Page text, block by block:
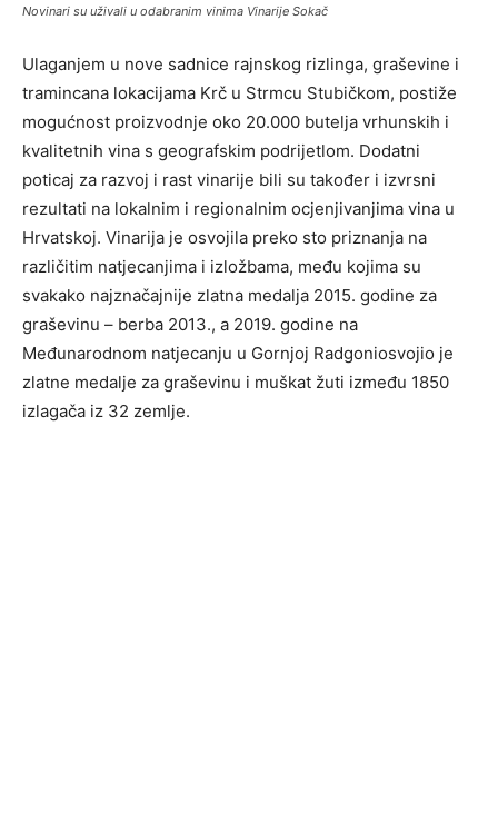
Novinari su uživali u odabranim vinima Vinarije Sokač
Ulaganjem u nove sadnice rajnskog rizlinga, graševine i
tramincana lokacijama Krč u Strmcu Stubičkom, postiže
mogućnost proizvodnje oko 20.000 butelja vrhunskih i
kvalitetnih vina s geografskim podrijetlom. Dodatni
poticaj za razvoj i rast vinarije bili su također i izvrsni
rezultati na lokalnim i regionalnim ocjenjivanjima vina u
Hrvatskoj. Vinarija je osvojila preko sto priznanja na
različitim natjecanjima i izložbama, među kojima su
svakako najznačajnije zlatna medalja 2015. godine za
graševinu – berba 2013., a 2019. godine na
Međunarodnom natjecanju u Gornjoj Radgoniosvojio je
zlatne medalje za graševinu i muškat žuti između 1850
izlagača iz 32 zemlje.